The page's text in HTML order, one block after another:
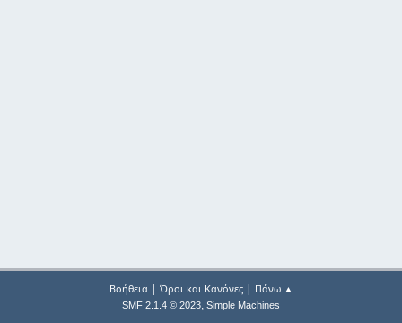
Βοήθεια| Όροι και Κανόνες| Πάνω ▲
SMF 2.1.4 © 2023, Simple Machines